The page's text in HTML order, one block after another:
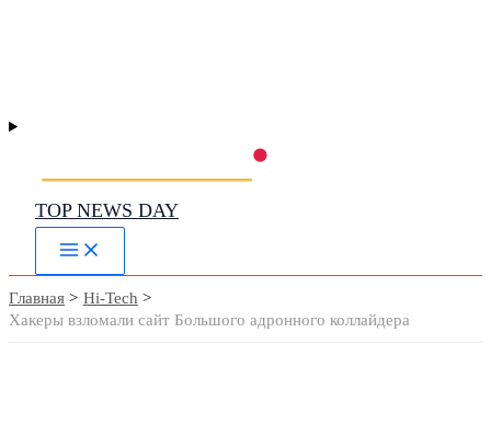
TOP NEWS DAY
Main
Menu
Главная
Hi-Tech
Хакеры взломали сайт Большого адронного коллайдера